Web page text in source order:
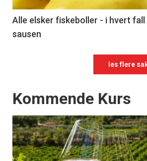
Alle elsker fiskeboller - i hvert fall
sausen
les flere
Events
Kommende Kurs